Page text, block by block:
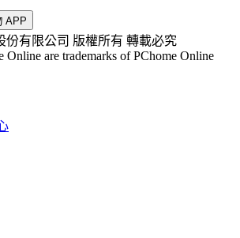
APP
份有限公司 版權所有 轉載必究
Online are trademarks of PChome Online